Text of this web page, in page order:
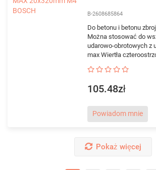
B-2608685864
Do betonu i betonu
Można stosować do
udarowo-obrotowych z
max Wiertła
105.48zł
Powiadom mnie
Pokaż więcej